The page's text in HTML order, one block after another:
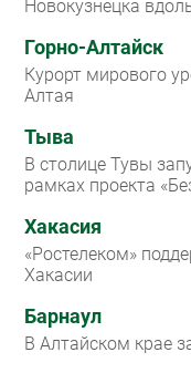
Новокузнецка
Горно-Алтайск
Курорт мирового
Алтая
Тыва
В столице Тувы
рамках проекта
Хакасия
«Ростелеком»
Хакасии
Барнаул
В Алтайском крае